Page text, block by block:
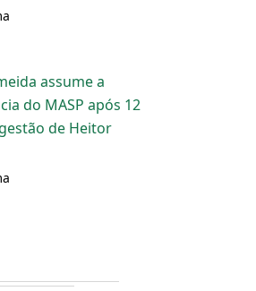
assume a
do MASP após 12
de Heitor